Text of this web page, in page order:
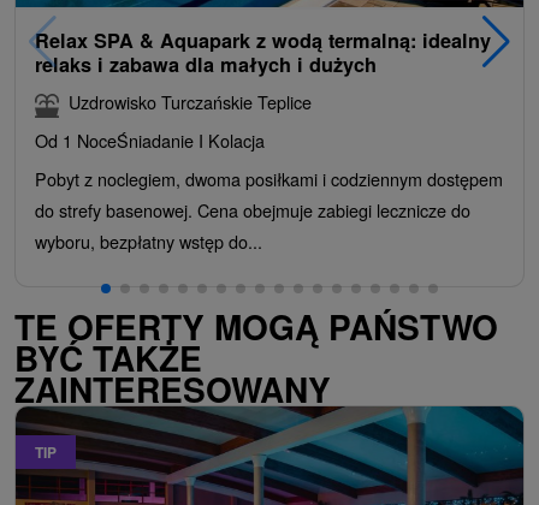
Relax SPA & Aquapark z wodą termalną: idealny
relaks i zabawa dla małych i dużych
Uzdrowisko Turczańskie Teplice
Od 1 NoceŚniadanie I Kolacja
Pobyt z noclegiem, dwoma posiłkami i codziennym dostępem
do strefy basenowej. Cena obejmuje zabiegi lecznicze do
wyboru, bezpłatny wstęp do...
TE OFERTY MOGĄ PAŃSTWO
BYĆ TAKŻE
ZAINTERESOWANY
TIP